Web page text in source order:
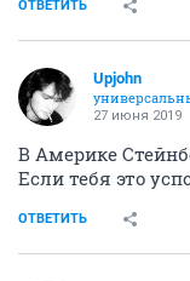
ОТВЕТИТЬ
Upjohn
27 июня 2019
В Америке
Если тебя это
ОТВЕТИТЬ